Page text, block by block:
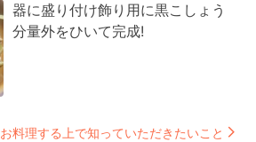
器に盛り付け飾り用に黒こしょう
分量外をひいて完成!
お料理する上で知っていただきたいこと